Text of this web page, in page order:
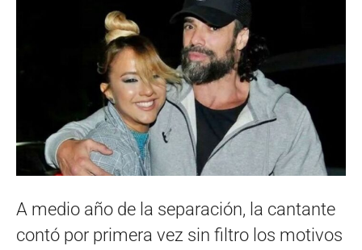
A medio año de la separación, la cantante
contó por primera vez sin filtro los motivos